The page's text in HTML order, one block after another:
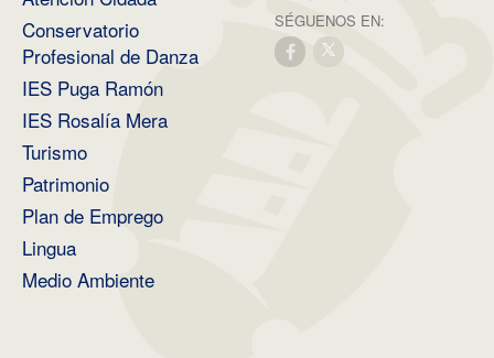
Conservatorio
Profesional de Danza
IES Puga Ramón
IES Rosalía Mera
Turismo
Patrimonio
Plan de Emprego
Lingua
Medio Ambiente
SÉGUENOS EN: